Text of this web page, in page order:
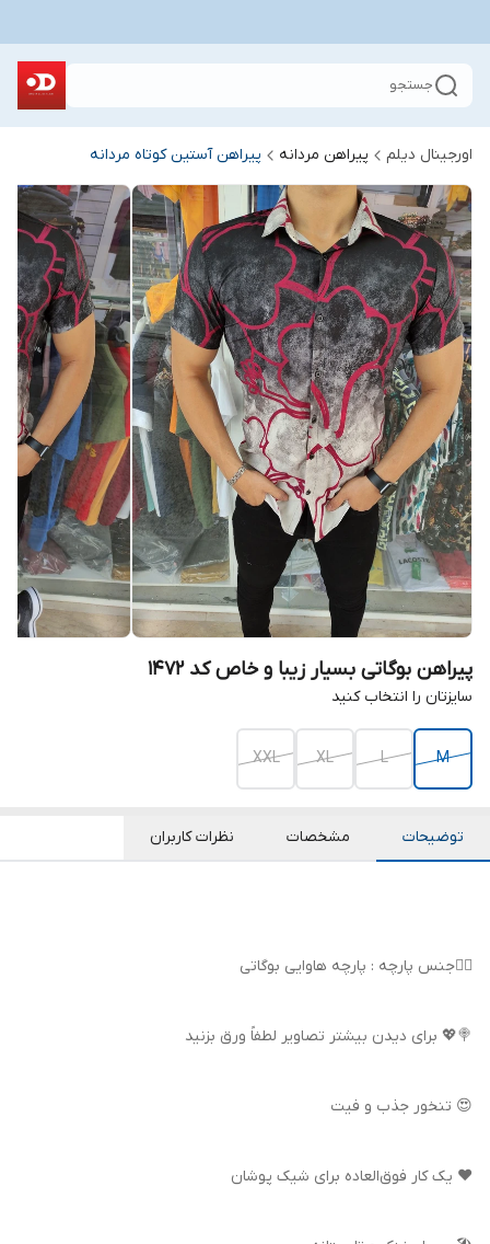
جستجو
اورجینال دیلم پیراهن مردانه پیراهن آستین کوتاه مردانه
پیراهن بوگاتی بسیار زیبا و خاص کد 1472
سایزتان را انتخاب کنید
M
L
XL
XXL
توضیحات مشخصات نظرات کاربران
👌🏻جنس پارچه : پارچه هاوایی بوگاتی
🍭💖 برای دیدن بیشتر تصاویر لطفاً ورق بزنید
😍 تنخور جذب و فیت
❤️ یک کار فوق‌العاده برای شیک پوشان